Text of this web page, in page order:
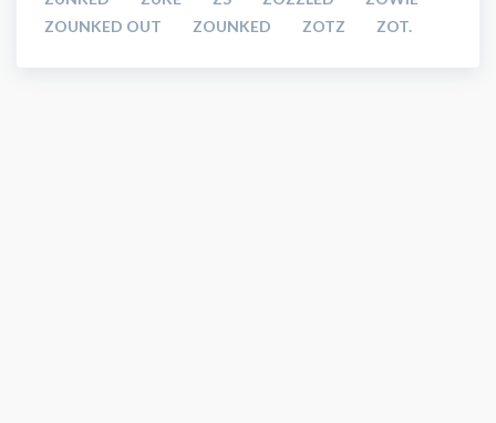
ZOUNKED OUT
ZOUNKED ZOTZ ZOT.